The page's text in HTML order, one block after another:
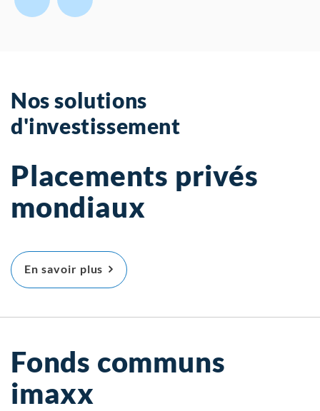
Nos solutions
d'investissement
Placements privés
mondiaux
En savoir plus À propos Placements privés mondiaux
Fonds communs
imaxx